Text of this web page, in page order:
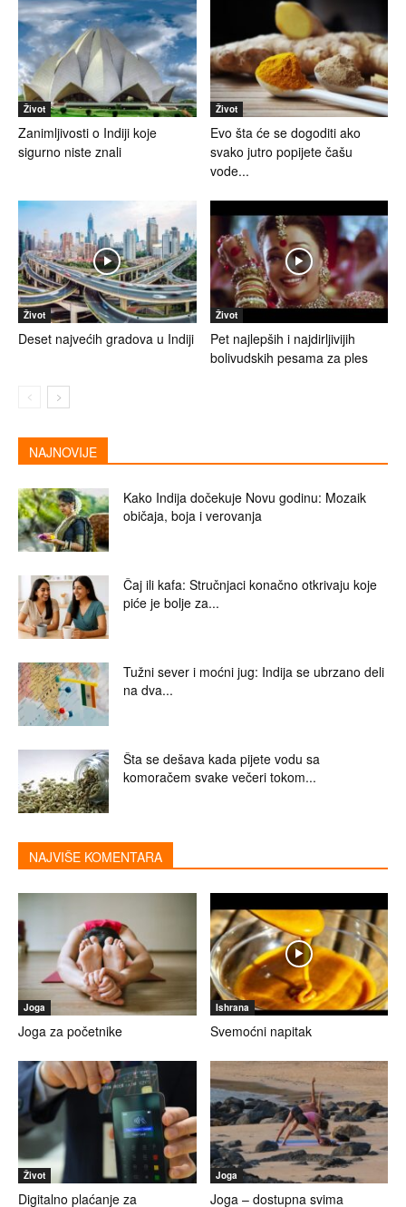
Život
Zanimljivosti o Indiji koje
sigurno niste znali
Život
Evo šta će se dogoditi ako
svako jutro popijete čašu
vode...
Život
Deset najvećih gradova u Indiji
Život
Pet najlepših i najdirljivijih
bolivudskih pesama za ples
NAJNOVIJE
Kako Indija dočekuje Novu godinu: Mozaik
običaja, boja i verovanja
Čaj ili kafa: Stručnjaci konačno otkrivaju koje
piće je bolje za...
Tužni sever i moćni jug: Indija se ubrzano deli
na dva...
Šta se dešava kada pijete vodu sa
komoračem svake večeri tokom...
NAJVIŠE KOMENTARA
Joga
Joga za početnike
Ishrana
Svemoćni napitak
Život
Digitalno plaćanje za
Joga
Joga – dostupna svima